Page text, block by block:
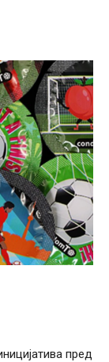
пред